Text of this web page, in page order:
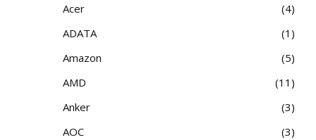
Acer
4
ADATA
1
Amazon
5
AMD
11
Anker
3
AOC
3